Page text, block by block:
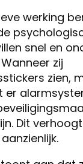
werking
snel en
zij
zien,
Dit